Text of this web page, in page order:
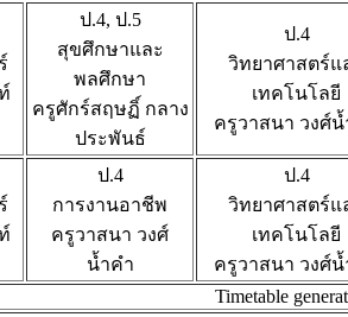
ป.4, ป.5
สุขศึกษาและ
พลศึกษา
ครูศักร์สฤษฏิ์ กลาง
ประพันธ์
ป.4
วิทยาศาสตร์แ
เทคโนโลยี
ครูวาสนา วงศ์
ป.4
การงานอาชีพ
ครูวาสนา วงศ์
น้ำคำ
ป.4
วิทยาศาสตร์แ
เทคโนโลยี
ครูวาสนา วงศ์
Timetable